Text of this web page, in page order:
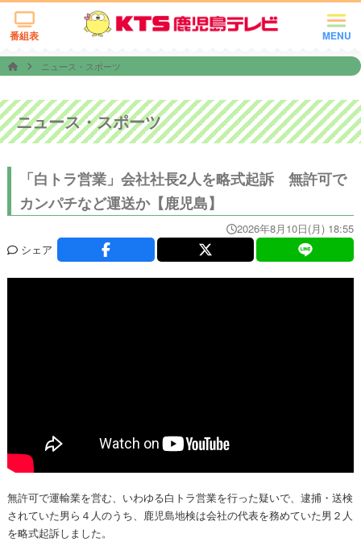
MENU
番組表
ニュース・スポーツ
ニュース・スポーツ
「白トラ営業」会社社長2人を略式起訴 無許可で
カンパチなど運送か【鹿児島】
2026年8月10日(月) 18:55
シェア
無許可で運輸業を営む、いわゆる白トラ営業を行った疑いで、逮捕・送検
されていた男ら４人のうち、鹿児島地検は会社の代表を務めていた男２人
を略式起訴しました。